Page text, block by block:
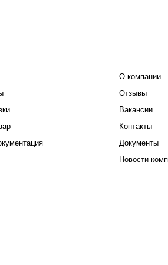
О компании
Отзывы
Вакансии
Контакты
Документы
Новости